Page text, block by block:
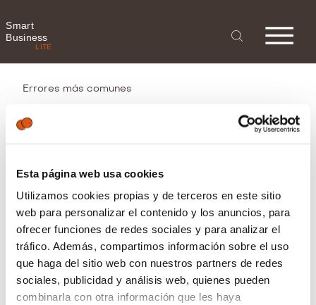
Esta página web usa cookies
Utilizamos cookies propias y de terceros en este sitio
web para personalizar el contenido y los anuncios, para
ofrecer funciones de redes sociales y para analizar el
tráfico. Además, compartimos información sobre el uso
que haga del sitio web con nuestros partners de redes
sociales, publicidad y análisis web, quienes pueden
combinarla con otra información que les haya
Smart
Business
LITE
Errores más comunes
1. Mensajes de error al
iniciar sesión